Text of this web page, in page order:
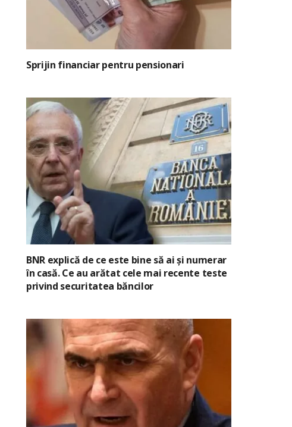
Sprijin financiar pentru pensionari
BNR explică de ce este bine să ai și numerar
în casă. Ce au arătat cele mai recente teste
privind securitatea băncilor